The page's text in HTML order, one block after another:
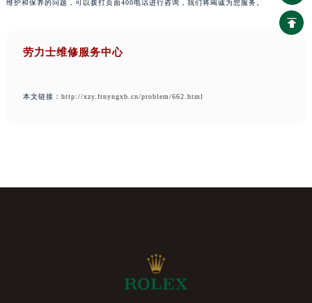
维护和保养的问题，可以拨打页面400电话进行咨询，我们将竭诚为您服务。
劳力士维修服务中心
本文链接： http://xzy.frnyngxb.cn/problem/662.html